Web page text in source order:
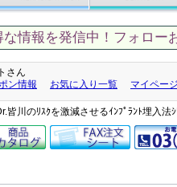
情報を発信中！フォロー
さん
ン情報
お気に入り一覧 マイページ
皆川のﾘｽｸを激減させるｲﾝﾌﾟﾗﾝﾄ埋入